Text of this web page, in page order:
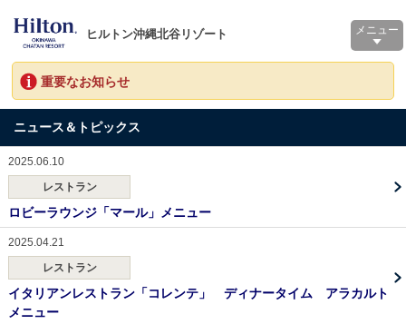
ヒルトン沖縄北谷リゾート メニュー
重要なお知らせ
ニュース＆トピックス
2025.06.10
レストラン
ロビーラウンジ「マール」メニュー
2025.04.21
レストラン
イタリアンレストラン「コレンテ」 ディナータイム アラカルト
メニュー